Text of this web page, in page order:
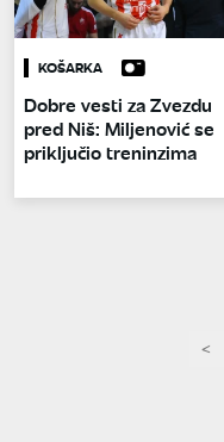
KOŠARKA
Dobre vesti za Zvezdu
pred Niš: Miljenović se
priključio treninzima